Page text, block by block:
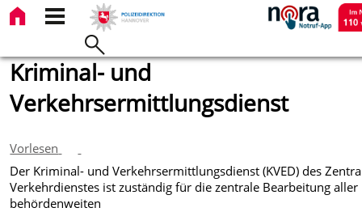
Kriminal- und
Verkehrsermittlungsdienst
Vorlesen
Der Kriminal- und Verkehrsermittlungsdienst (KVED) des
Verkehrdienstes ist zuständig für die zentrale Bearbeitung aller
behördenweiten